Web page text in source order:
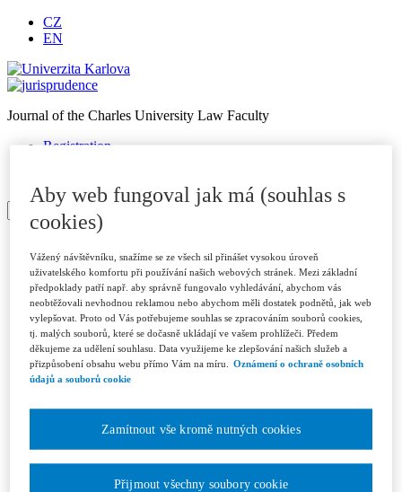
CZ
EN
Journal of the Charles University Law Faculty
Registration
About journal
Journal Archive
For authors
Submitting Papers
Publication Criteria
Sections
Examples of Citations
Peer Review Process
Code of Ethics
Editorial board
Contacts
Subscription
Aby web fungoval jak má (souhlas s
cookies)
Vážený návštěvníku, snažíme se ze všech sil přinášet vysokou úroveň
uživatelského komfortu při používání našich webových stránek. Mezi základní
předpoklady patří např. aby správně fungovalo vyhledávání, abychom vás
neobtěžovali nevhodnou reklamou nebo abychom měli dostatek podnětů, jak web
vylepšovat. Proto od Vás potřebujeme souhlas se zpracováním souborů cookies,
tj. malých souborů, které se dočasně ukládají ve vašem prohlížeči. Předem
děkujeme za udělení souhlasu. Data využijeme ke zlepšování našich služeb a
přizpůsobení obsahu webu přímo Vám na míru.
Oznámení o ochraně osobních
údajů a souborů cookie
Zamítnout vše kromě nutných cookies
Přijmout všechny soubory cookie